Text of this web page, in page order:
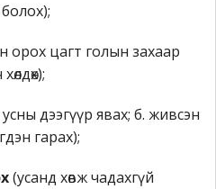
орох цагт голын захаар
дээгүүр явах; б. живсэн
гарах);
(усанд хөвж чадахгүй